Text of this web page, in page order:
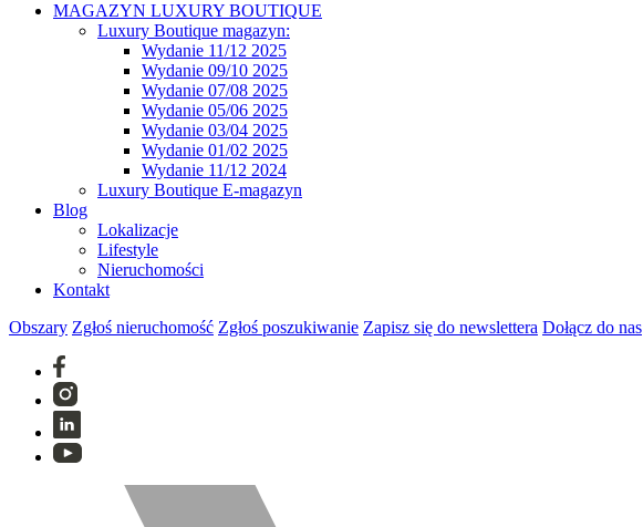
MAGAZYN LUXURY BOUTIQUE
Luxury Boutique magazyn:
Wydanie 11/12 2025
Wydanie 09/10 2025
Wydanie 07/08 2025
Wydanie 05/06 2025
Wydanie 03/04 2025
Wydanie 01/02 2025
Wydanie 11/12 2024
Luxury Boutique E-magazyn
Blog
Lokalizacje
Lifestyle
Nieruchomości
Kontakt
Obszary Zgłoś nieruchomość Zgłoś poszukiwanie Zapisz się do newslettera Dołącz do nas